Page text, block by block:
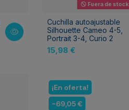
Fuera de stock
Cuchilla autoajustable
Silhouette Cameo 4-5,
Portrait 3-4, Curio 2
15,98 €
¡En oferta!
-69,05 €